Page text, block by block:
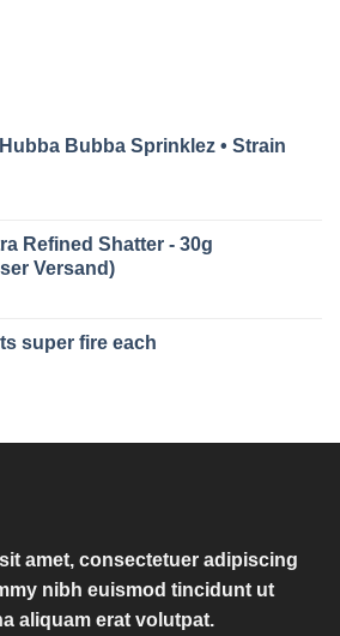
Bubba Sprinklez • Strain
Refined Shatter - 30g
Versand)
super fire each
amet, consectetuer adipiscing
nibh euismod tincidunt ut
aliquam erat volutpat.